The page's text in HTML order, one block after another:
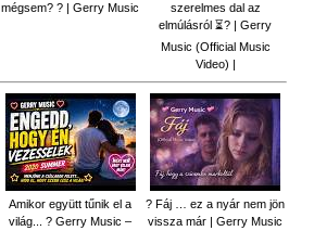
mégsem? ? | Gerry Music
szerelmes dal az
elmúlásról ⏳? | Gerry
Music (Official Music
Video) |
Amikor együtt tűnik el a
világ... ? Gerry Music –
? Fáj … ez a nyár nem jön
vissza már | Gerry Music